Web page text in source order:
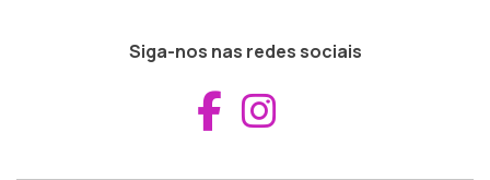
Siga-nos nas redes sociais
Aceder ao